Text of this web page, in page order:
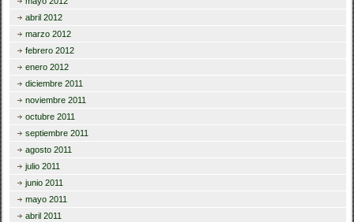
abril 2012
marzo 2012
febrero 2012
enero 2012
diciembre 2011
noviembre 2011
octubre 2011
septiembre 2011
agosto 2011
julio 2011
junio 2011
mayo 2011
abril 2011